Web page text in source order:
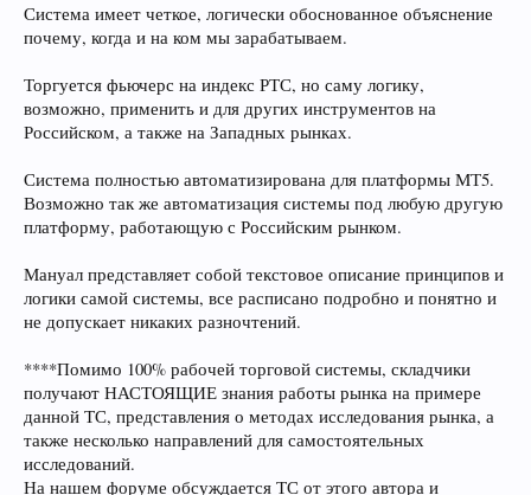
Система имеет четкое, логически обоснованное объяснение
почему, когда и на ком мы зарабатываем.
Торгуется фьючерс на индекс РТС, но саму логику,
возможно, применить и для других инструментов на
Российском, а также на Западных рынках.
Система полностью автоматизирована для платформы МТ5.
Возможно так же автоматизация системы под любую другую
платформу, работающую с Российским рынком.
Мануал представляет собой текстовое описание принципов и
логики самой системы, все расписано подробно и понятно и
не допускает никаких разночтений.
****Помимо 100% рабочей торговой системы, складчики
получают НАСТОЯЩИЕ знания работы рынка на примере
данной ТС, представления о методах исследования рынка, а
также несколько направлений для самостоятельных
исследований.
На нашем форуме обсуждается ТС от этого автора и